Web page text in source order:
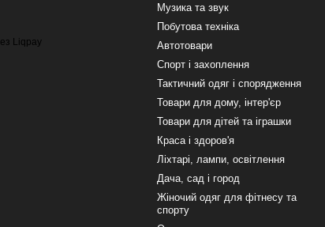
Музика та звук
Побутова техніка
Автотовари
Спорт і захоплення
Тактичний одяг і спорядження
Товари для дому, інтер'єр
Товари для дітей та іграшки
Краса і здоров'я
Ліхтарі, лампи, освітлення
Дача, сад і город
Жіночий одяг для фітнесу та
спорту